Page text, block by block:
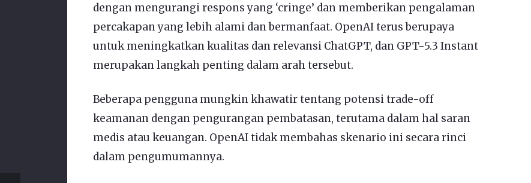
dengan mengurangi respons yang ‘cringe’ dan memberikan pengalaman
percakapan yang lebih alami dan bermanfaat. OpenAI terus berupaya
untuk meningkatkan kualitas dan relevansi ChatGPT, dan GPT-5.3 Instant
merupakan langkah penting dalam arah tersebut.
Beberapa pengguna mungkin khawatir tentang potensi trade-off
keamanan dengan pengurangan pembatasan, terutama dalam hal saran
medis atau keuangan. OpenAI tidak membahas skenario ini secara rinci
dalam pengumumannya.